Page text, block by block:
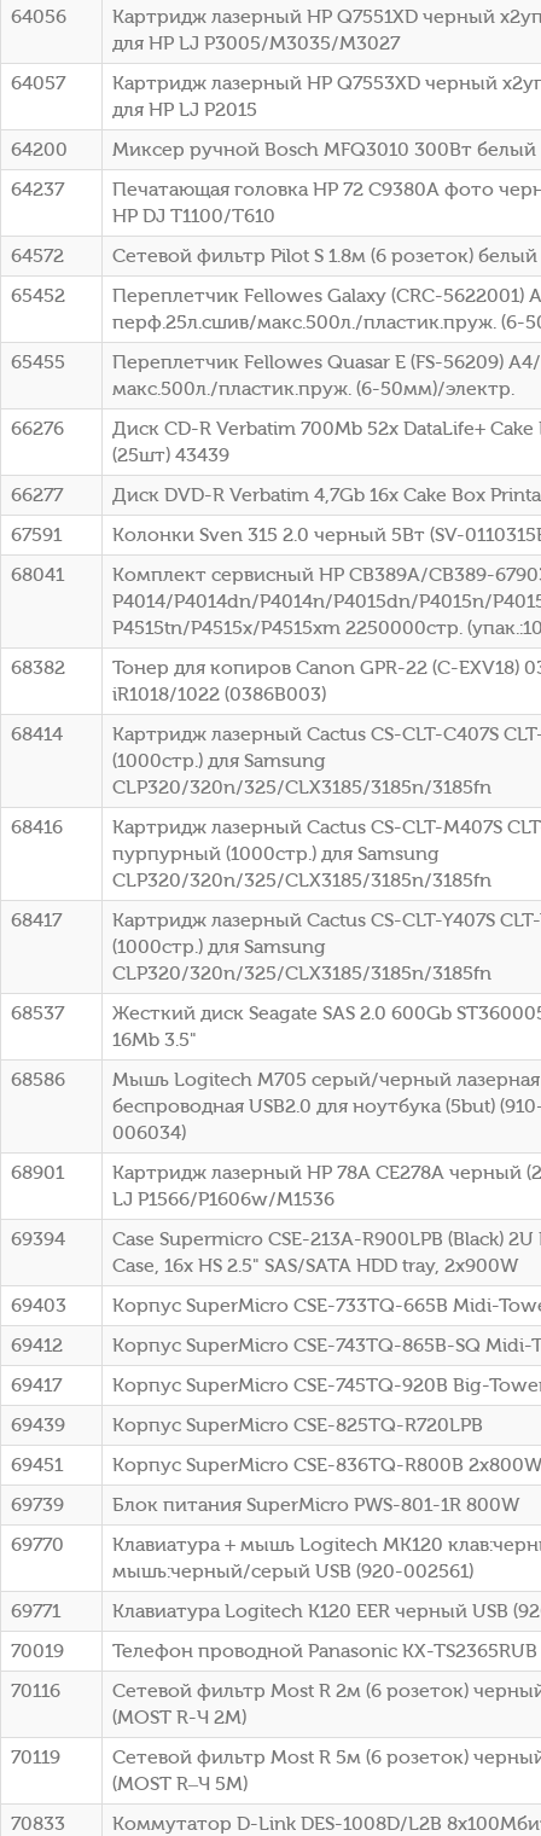
64056
Картридж лазерный HP Q7551XD черный
для HP LJ P3005/M3035/M3027
64057
Картридж лазерный HP Q7553XD черный
для HP LJ P2015
64200
Миксер ручной Bosch MFQ3010 300Вт белый
64237
Печатающая головка HP 72 C9380A фото
HP DJ T1100/T610
64572
Сетевой фильтр Pilot S 1.8м (6 розеток)
65452
Переплетчик Fellowes Galaxy (CRC-5622001)
перф.25л.сшив/макс.500л./пластик.пруж. (6-
65455
Переплетчик Fellowes Quasar E (FS-56209)
макс.500л./пластик.пруж. (6-50мм)/электр.
66276
Диск CD-R Verbatim 700Mb 52x DataLife+ Cake
(25шт) 43439
66277
Диск DVD-R Verbatim 4,7Gb 16x Cake Box
67591
Колонки Sven 315 2.0 черный 5Вт (SV-
68041
Комплект сервисный HP CB389A/CB389-
P4014/P4014dn/P4014n/P4015dn/P4015n/
P4515tn/P4515x/P4515xm 2250000стр.
68382
Тонер для копиров Canon GPR-22 (C-EXV18)
iR1018/1022 (0386B003)
68414
Картридж лазерный Cactus CS-CLT-C407S
(1000стр.) для Samsung
CLP320/320n/325/CLX3185/3185n/3185fn
68416
Картридж лазерный Cactus CS-CLT-M407S
пурпурный (1000стр.) для Samsung
CLP320/320n/325/CLX3185/3185n/3185fn
68417
Картридж лазерный Cactus CS-CLT-Y407S
(1000стр.) для Samsung
CLP320/320n/325/CLX3185/3185n/3185fn
68537
Жесткий диск Seagate SAS 2.0 600Gb
16Mb 3.5"
68586
Мышь Logitech M705 серый/черный лазерная
беспроводная USB2.0 для ноутбука (5but)
006034)
68901
Картридж лазерный HP 78A CE278A черный
LJ P1566/P1606w/M1536
69394
Case Supermicro CSE-213A-R900LPB (Black)
Case, 16x HS 2.5" SAS/SATA HDD tray, 2x900W
69403
Корпус SuperMicro CSE-733TQ-665B Midi-
69412
Корпус SuperMicro CSE-743TQ-865B-SQ Midi-
69417
Корпус SuperMicro CSE-745TQ-920B Big-
69439
Корпус SuperMicro CSE-825TQ-R720LPB
69451
Корпус SuperMicro CSE-836TQ-R800B
69739
Блок питания SuperMicro PWS-801-1R 800W
69770
Клавиатура + мышь Logitech MK120
мышь:черный/серый USB (920-002561)
69771
Клавиатура Logitech K120 EER черный USB
70019
Телефон проводной Panasonic KX-
70116
Сетевой фильтр Most R 2м (6 розеток)
(МОSТ R-Ч 2М)
70119
Сетевой фильтр Most R 5м (6 розеток)
(МОSТ R–Ч 5М)
70833
Коммутатор D-Link DES-1008D/L2B